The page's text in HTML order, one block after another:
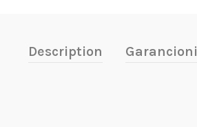
Description Garancioni